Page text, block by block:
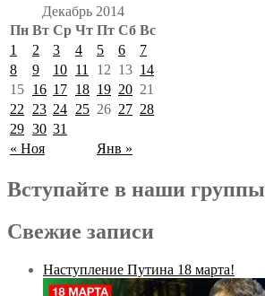
Декабрь 2014
Пн Вт Ср Чт Пт Сб Вс
« Ноя Янв »
1 2 3 4 5 6
7
8
9 10 11 12 13 14
15 16 17 18 19 20 21
22
23 24 25 26 27 28
29 30 31
Вступайте в наши группы
Свежие записи
Наступление Путина 18 марта!